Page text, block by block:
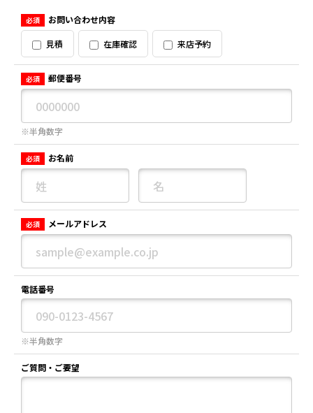
必須 お問い合わせ内容
見積 在庫確認 来店予約
必須 郵便番号
※半角数字
必須 お名前
必須 メールアドレス
電話番号
※半角数字
ご質問・ご要望